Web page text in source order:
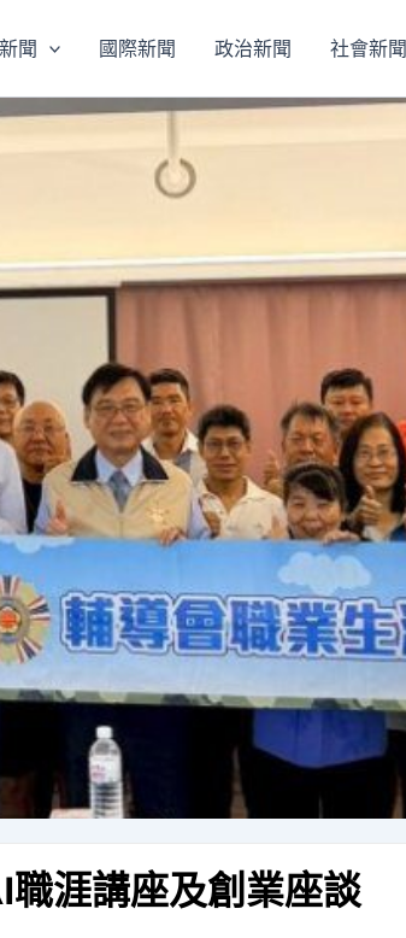
聞 國際新聞 政治新聞 社會新聞
涯講座及創業座談